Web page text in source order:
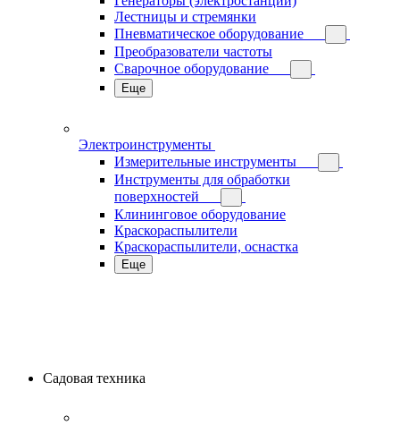
Лестницы и стремянки
Пневматическое оборудование
Преобразователи частоты
Сварочное оборудование
Еще
Электроинструменты
Измерительные инструменты
Инструменты для обработки
поверхностей
Клининговое оборудование
Краскораспылители
Краскораспылители, оснастка
Еще
Садовая техника